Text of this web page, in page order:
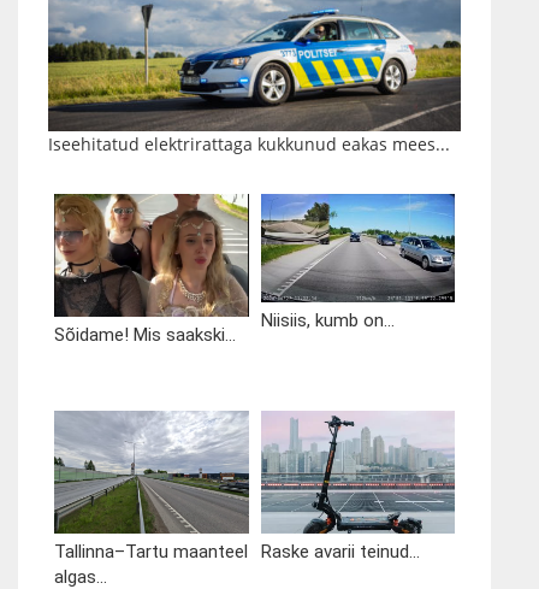
Iseehitatud elektrirattaga kukkunud eakas mees...
Sõidame! Mis saakski...
Niisiis, kumb on...
Tallinna–Tartu maanteel
algas...
Raske avarii teinud...